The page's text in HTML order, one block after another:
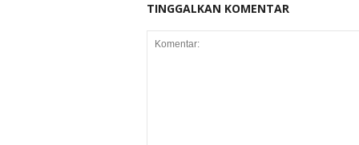
TINGGALKAN KOMENTAR